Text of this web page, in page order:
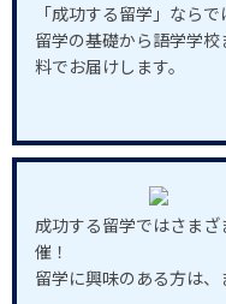
「成功する留学」なら
留学の基礎から語学学
料でお届けします。
成功する留学ではさま
催！
留学に興味のある方は、